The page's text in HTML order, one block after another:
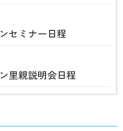
セミナー日程
里親説明会日程